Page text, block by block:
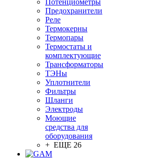
Потенциометры
Предохранители
Реле
Термокерны
Термопары
Термостаты и
комплектующие
Трансформаторы
ТЭНы
Уплотнители
Фильтры
Шланги
Электроды
Моющие
средства для
оборудования
+ ЕЩЕ 26